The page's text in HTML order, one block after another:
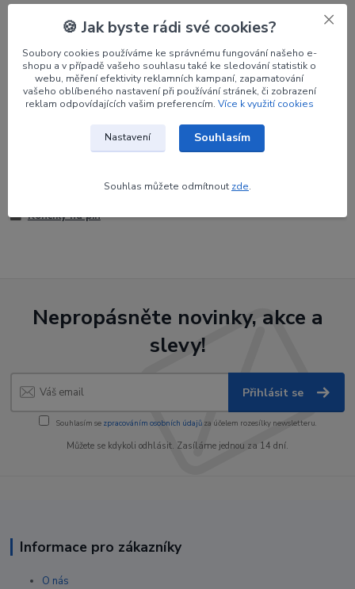
Parametry
Výrobce BEITER
Barva
#50 tmavě zelená
transparentní
Zboží zařazeno v kategoriích
Končíky na pin
Nepropásněte novinky, akce a
slevy!
Přihlásit se
Souhlasím se zpracováním osobních údajůza účelem rozesílky newsletteru.
Můžete se kdykoli odhlásit. Zasíláme jednou za 14 dní.
Informace pro zákazníky
O nás
🍪 Jak byste rádi své cookies?
Soubory cookies používáme ke správnému fungování našeho e-
shopu a v případě vašeho souhlasu také ke sledování statistik o
webu, měření efektivity reklamních kampaní, zapamatování
vašeho oblíbeného nastavení při používání stránek, či zobrazení
reklam odpovídajících vašim preferencím. Více k využití cookies
Nastavení Souhlasím
Souhlas můžete odmítnout zde.